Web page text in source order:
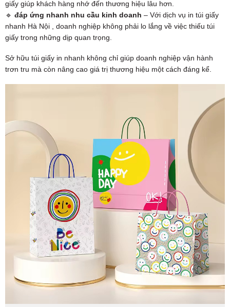
giấy giúp khách hàng nhớ đến thương hiệu lâu hơn.
🔹 đáp ứng nhanh nhu cầu kinh doanh – Với dịch vụ in túi giấy
nhanh Hà Nội , doanh nghiệp không phải lo lắng về việc thiếu túi
giấy trong những dịp quan trọng.
Sở hữu túi giấy in nhanh không chỉ giúp doanh nghiệp vận hành
trơn tru mà còn nâng cao giá trị thương hiệu một cách đáng kể.